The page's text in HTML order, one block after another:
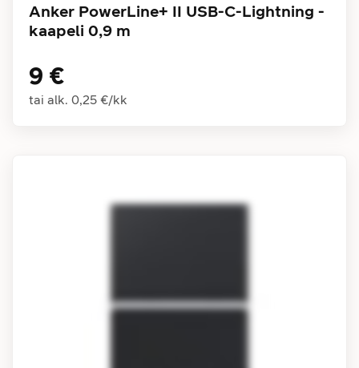
Anker PowerLine+ II USB-C-Lightning -
kaapeli 0,9 m
9 €
tai alk. 0,25 €/kk